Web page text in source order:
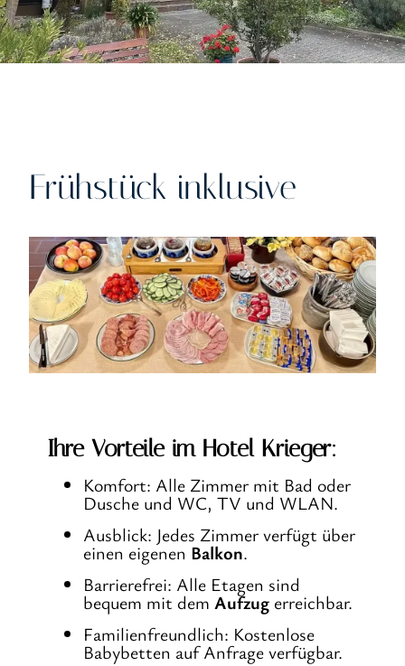
Frühstück inklusive
Ihre Vorteile im Hotel Krieger:
Komfort: Alle Zimmer mit Bad oder
Dusche und WC, TV und WLAN.
Ausblick: Jedes Zimmer verfügt über
einen eigenen Balkon.
Barrierefrei: Alle Etagen sind
bequem mit dem Aufzug erreichbar.
Familienfreundlich: Kostenlose
Babybetten auf Anfrage verfügbar.